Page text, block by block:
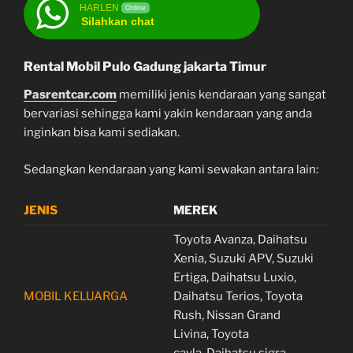
HARLEN Online
Silahkan chat
Rental Mobil Pulo Gadung jakarta Timur
Pasrentcar.com memiliki jenis kendaraan yang sangat
bervariasi sehingga kami yakin kendaraan yang anda
inginkan bisa kami sediakan.
Sedangkan kendaraan yang kami sewakan antara lain:
JENIS MEREK
MOBIL KELUARGA
Toyota Avanza, Daihatsu
Xenia, Suzuki APV, Suzuki
Ertiga, Daihatsu Luxio,
Daihatsu Terios, Toyota
Rush, Nissan Grand
Livina, Toyota